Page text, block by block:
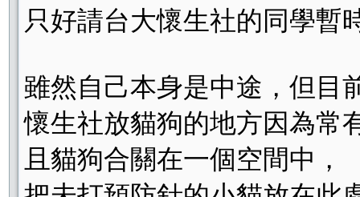
只好請台大懷生社的同學暫
雖然自己本身是中途，但目
懷生社放貓狗的地方因為常
且貓狗合關在一個空間中，